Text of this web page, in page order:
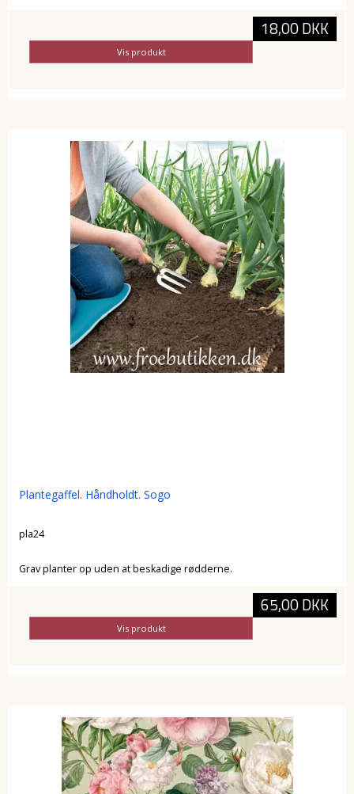
18,00 DKK
Vis produkt
Plantegaffel. Håndholdt. Sogo
pla24
Grav planter op uden at beskadige rødderne.
65,00 DKK
Vis produkt